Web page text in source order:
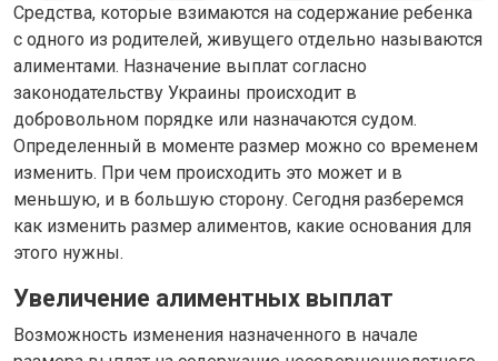
Средства, которые взимаются на содержание ребенка
с одного из родителей, живущего отдельно называются
алиментами. Назначение выплат согласно
законодательству Украины происходит в
добровольном порядке или назначаются судом.
Определенный в моменте размер можно со временем
изменить. При чем происходить это может и в
меньшую, и в большую сторону. Сегодня разберемся
как изменить размер алиментов, какие основания для
этого нужны.
Увеличение алиментных выплат
Возможность изменения назначенного в начале